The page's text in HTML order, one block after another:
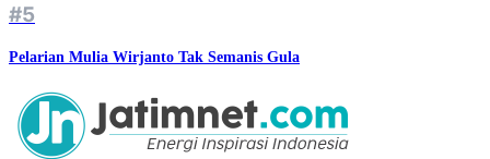
#5
Pelarian Mulia Wirjanto Tak Semanis Gula